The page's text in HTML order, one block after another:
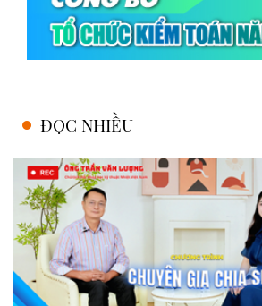
ĐỌC NHIỀU